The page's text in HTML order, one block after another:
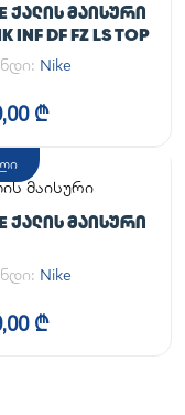
ᲥᲐᲚᲘᲡ ᲛᲐᲘᲡᲣᲠᲘ
INF DF FZ LS TOP
Nike
₾
მაისური
ᲥᲐᲚᲘᲡ ᲛᲐᲘᲡᲣᲠᲘ
Nike
₾